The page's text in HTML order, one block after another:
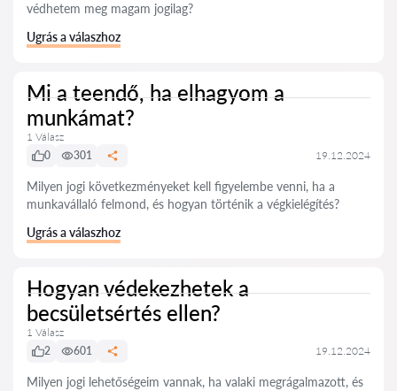
védhetem meg magam jogilag?
Ugrás a válaszhoz
Mi a teendő, ha elhagyom a
munkámat?
1 Válasz
0
301 19.12.2024
Milyen jogi következményeket kell figyelembe venni, ha a
munkavállaló felmond, és hogyan történik a végkielégítés?
Ugrás a válaszhoz
Hogyan védekezhetek a
becsületsértés ellen?
1 Válasz
2
601 19.12.2024
Milyen jogi lehetőségeim vannak, ha valaki megrágalmazott, és